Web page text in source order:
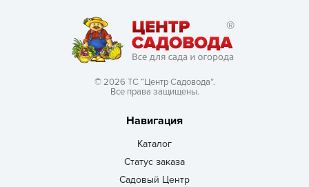
© 2026 ТС “Центр Садовода”.
Все права защищены.
Навигация
Каталог
Статус заказа
Садовый Центр